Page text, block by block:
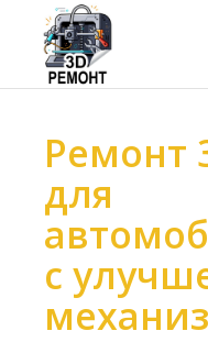
Ремонт
для
с